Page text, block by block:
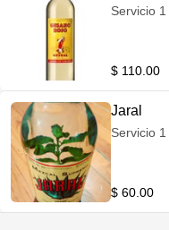
Servicio
$ 110.00
Jaral
Servicio
$ 60.00